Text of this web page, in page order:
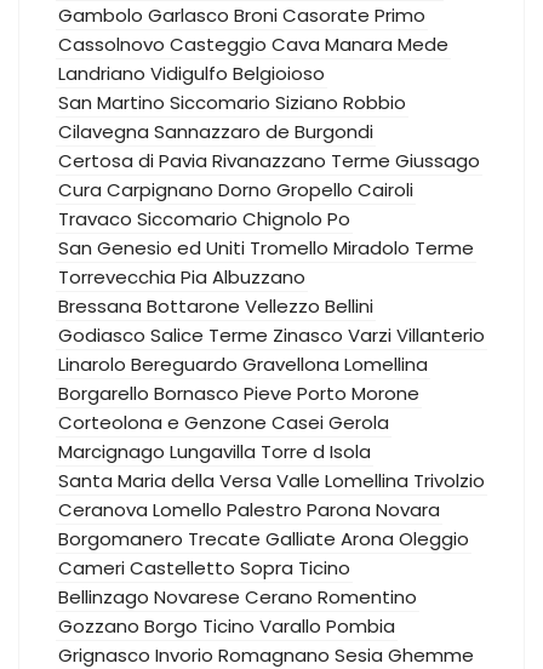
Gambolo Garlasco BroniCasorate Primo
Cassolnovo Casteggio Cava Manara Mede
Landriano Vidigulfo Belgioioso
San Martino Siccomario Siziano Robbio
Cilavegna Sannazzaro de Burgondi
Certosa di Pavia Rivanazzano Terme Giussago
Cura Carpignano Dorno Gropello Cairoli
Travaco Siccomario Chignolo Po
San Genesio ed Uniti Tromello Miradolo Terme
Torrevecchia Pia Albuzzano
Bressana Bottarone Vellezzo Bellini
Godiasco Salice Terme Zinasco VarziVillanterio
Linarolo Bereguardo Gravellona Lomellina
Borgarello Bornasco Pieve Porto Morone
Corteolona e Genzone Casei Gerola
Marcignago Lungavilla Torre d Isola
Santa Maria della Versa Valle Lomellina Trivolzio
Ceranova Lomello Palestro Parona Novara
Borgomanero Trecate Galliate Arona Oleggio
CameriCastelletto Sopra Ticino
Bellinzago Novarese Cerano Romentino
Gozzano Borgo Ticino Varallo Pombia
Grignasco Invorio Romagnano Sesia Ghemme